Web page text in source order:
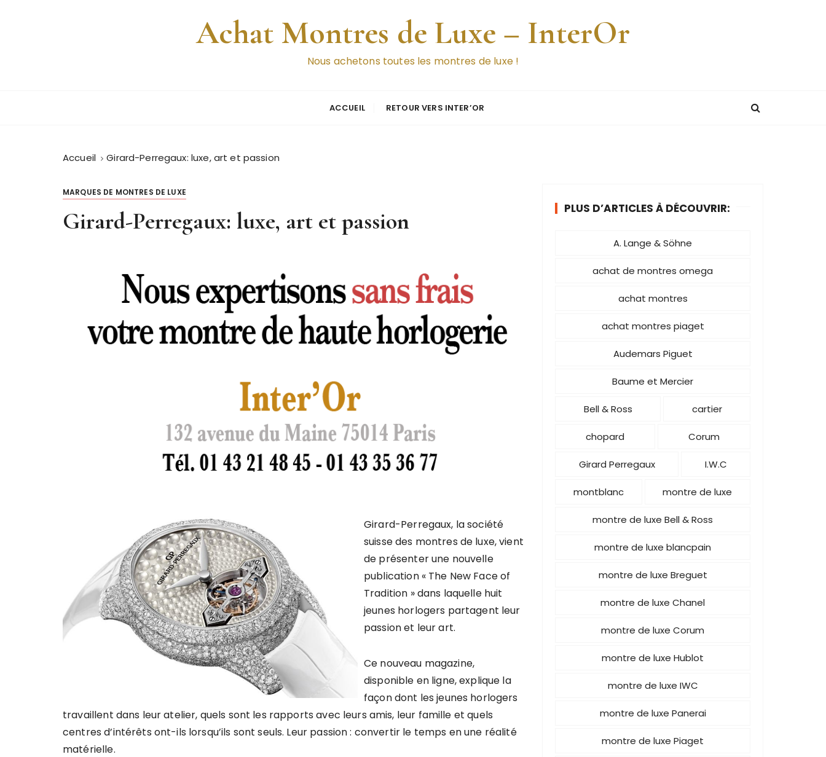
Achat Montres de Luxe – InterOr
Nous achetons toutes les montres de luxe !
ACCUEIL RETOUR VERS INTER’OR
Accueil Girard-Perregaux: luxe, art et passion
MARQUES DE MONTRES DE LUXE
Girard-Perregaux: luxe, art et passion
Girard-Perregaux, la société
suisse des montres de luxe, vient
de présenter une nouvelle
publication « The New Face of
Tradition » dans laquelle huit
jeunes horlogers partagent leur
passion et leur art.
Ce nouveau magazine,
disponible en ligne, explique la
façon dont les jeunes horlogers
travaillent dans leur atelier, quels sont les rapports avec leurs amis, leur famille et quels
centres d’intérêts ont-ils lorsqu’ils sont seuls. Leur passion : convertir le temps en une réalité
matérielle.
PLUS D’ARTICLES À DÉCOUVRIR:
A. Lange & Söhne
achat de montres omega
achat montres
achat montres piaget
Audemars Piguet
Baume et Mercier
Bell & Ross cartier
chopard Corum
Girard Perregaux I.W.C
montblanc montre de luxe
montre de luxe Bell & Ross
montre de luxe blancpain
montre de luxe Breguet
montre de luxe Chanel
montre de luxe Corum
montre de luxe Hublot
montre de luxe IWC
montre de luxe Panerai
montre de luxe Piaget